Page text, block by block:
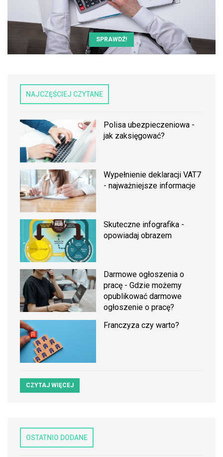
SPRAWDŹ!
NAJCZĘŚCIEJ CZYTANE
Polisa ubezpieczeniowa -
jak zaksięgować?
Wypełnienie deklaracji VAT7
- najważniejsze informacje
Skuteczne infografika -
opowiadaj obrazem
Darmowe ogłoszenia o
pracę - Gdzie możemy
opublikować darmowe
ogłoszenie o pracę?
Franczyza czy warto?
CZYTAJ WIĘCEJ
OSTATNIO DODANE